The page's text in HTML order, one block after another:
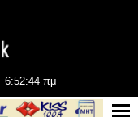
6:52:45 πμ